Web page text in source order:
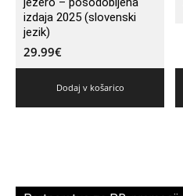
izdaja 2025 (slovenski
jezik)
29.99€
Dodaj v košarico